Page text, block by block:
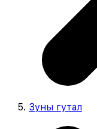
Зуны гутал